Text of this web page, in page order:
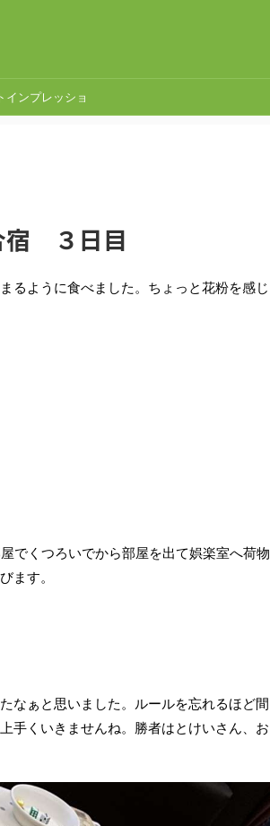
インプレッショ
宿 ３日目
るように食べました。ちょっと花粉を感じ
でくつろいでから部屋を出て娯楽室へ荷物
ます。
なぁと思いました。ルールを忘れるほど間
手くいきませんね。勝者はとけいさん、お